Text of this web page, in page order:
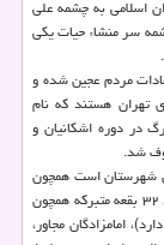
اسلامی به چشمه علی
سر منشاء حیات یکی
مردم عجین شده و
تهران هستند که نام
در دوره اشکانیان و
شد.
این شهرستان است همچون
برج و باروی ری، برج طغرل، آتشکده تپه میل، قلعه دیر و وجود ۳۲ بقعه متبرکه همچون
بیش از ۱۱ میلیون زائر دارد)، امامزادگان مجاور،